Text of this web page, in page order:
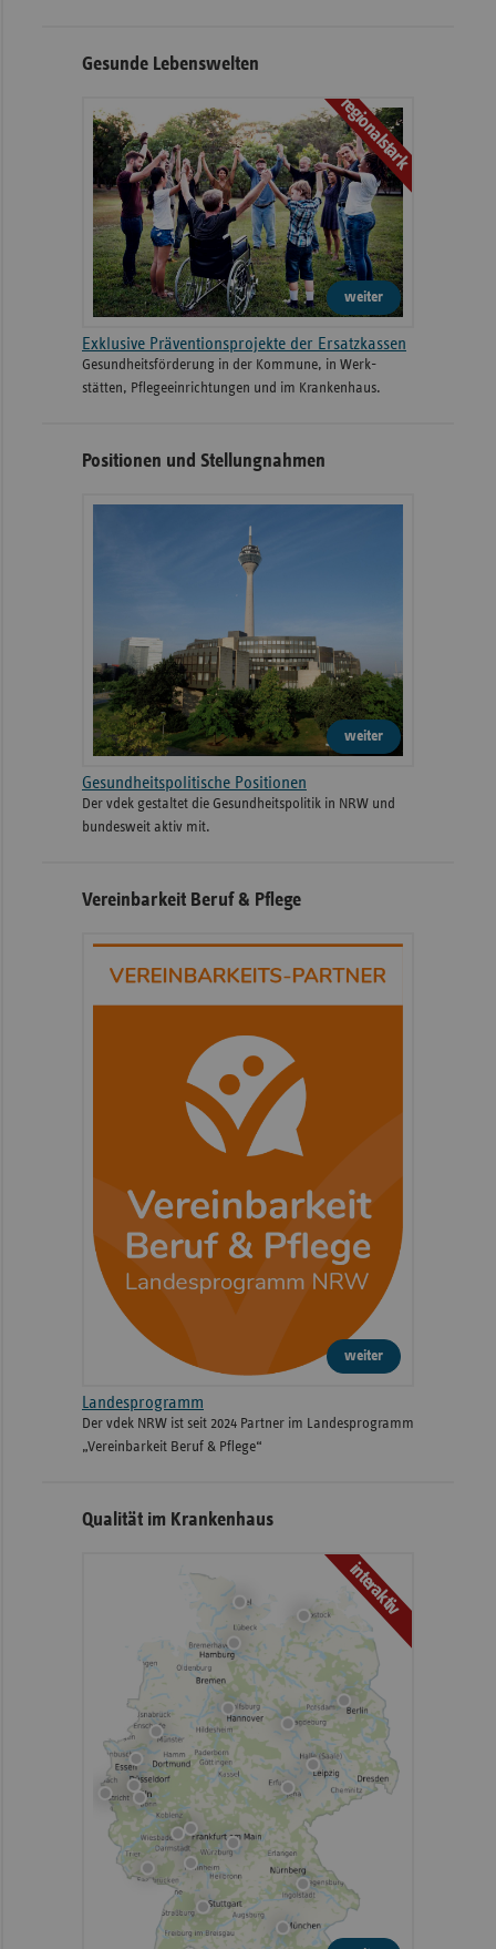
Gesunde Lebenswelten
regionalstark
weiter
Exklusive Präventionsprojekte der Ersatzkassen
Gesund­heits­­förderung in der Kommune, in Werk­
stätten, Pflege­einrichtungen und im Kranken­haus.
Positionen und Stellungnahmen
weiter
Gesundheitspolitische Positionen
Der vdek gestaltet die Gesundheitspolitik in NRW und
bundesweit aktiv mit.
Vereinbarkeit Beruf & Pflege
weiter
Landesprogramm
Der vdek NRW ist seit 2024 Partner im Landesprogramm
„Vereinbarkeit Beruf & Pflege“
Qualität im Krankenhaus
interaktiv